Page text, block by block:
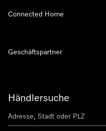
Händlersuche
Connected Home
Geschäftspartner